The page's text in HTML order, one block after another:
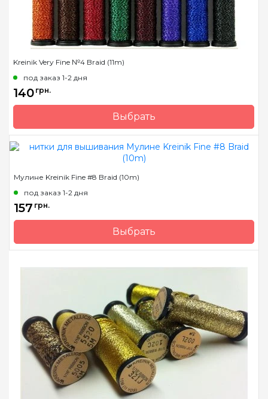
Kreinik Very Fine №4 Braid (11m)
под заказ 1-2 дня
140 грн.
Выбрать
Бренд
Kreinik
Страна-производитель
США
Мулине Kreinik Fine #8 Braid (10m)
под заказ 1-2 дня
157 грн.
Выбрать
Бренд
Kreinik
Страна-производитель
США
металлизированный
полиэстер